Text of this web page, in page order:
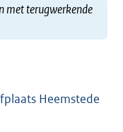
terugwerkende
Heemstede